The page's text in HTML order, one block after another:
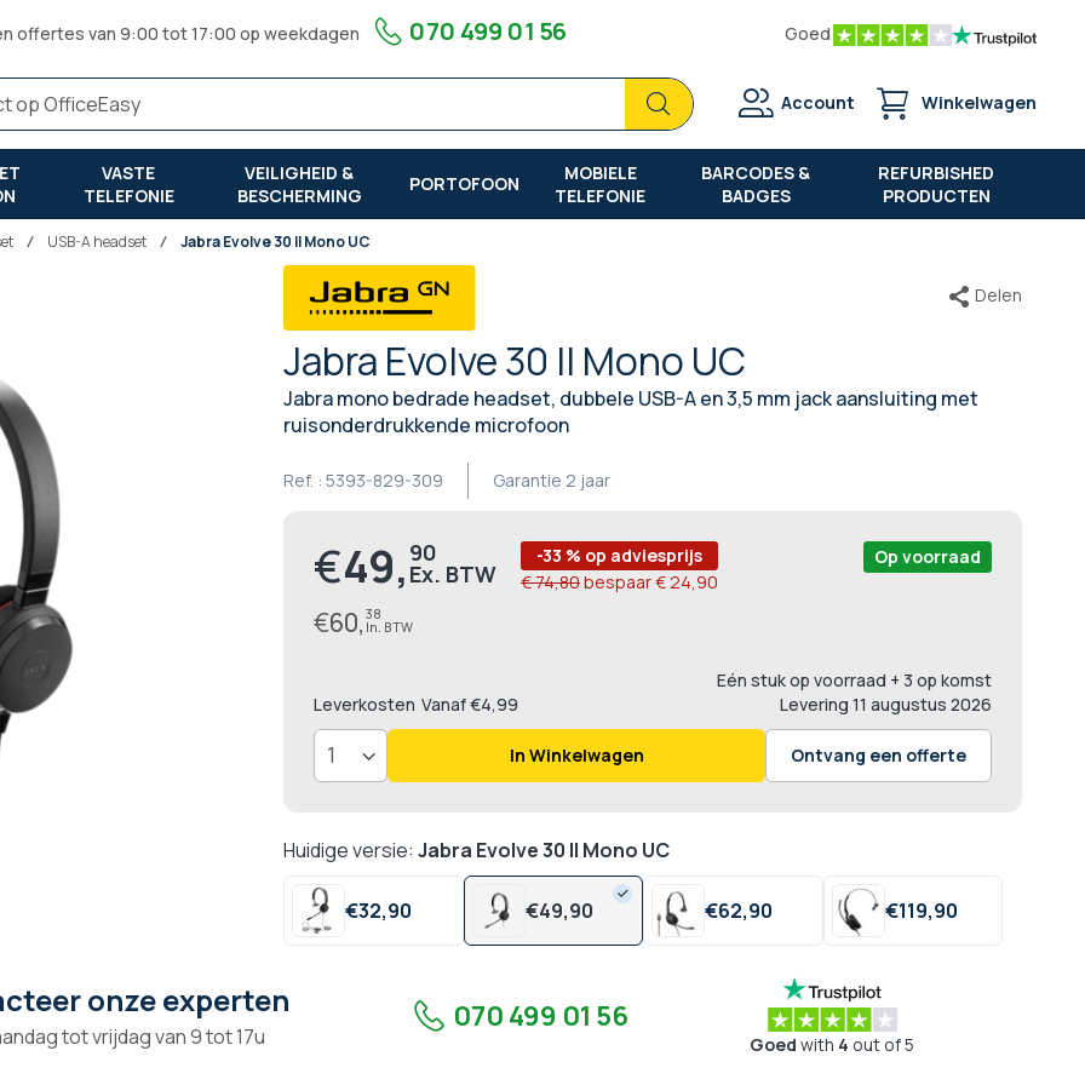
offertes van 9:00 tot 17:00 op weekdagen 070 499 01 56 Goed
Zoek
Zoek
Account Winkelwagen
VASTE
TELEFONIE
VEILIGHEID &
BESCHERMING
PORTOFOON
MOBIELE
TELEFONIE
BARCODES &
BADGES
REFURBISHED
PRODUCTEN
USB-A headset Jabra Evolve 30 II Mono UC
Jabra Evolve 30 II Mono UC
Jabra mono bedrade headset, dubbele USB-A en 3,5 mm jack aansluiting met
ruisonderdrukkende microfoon
Garantie 2 jaar
Ref. : 5393-829-309
Delen
Prijs
€49, 90
€60, 38
-33 % op adviesprijs
€ 74,80bespaar€ 24,90
Eén stuk op voorraad + 3 op komst
Op voorraad
Levering 11 augustus 2026
Leverkosten Vanaf €4,99
In Winkelwagen Ontvang een offerte
Huidige versie: Jabra Evolve 30 II Mono UC
€32,90 €49,90 €62,90 €119,90
onze experten
tot vrijdag van 9 tot 17u
070 499 01 56
Goed with 4 out of 5